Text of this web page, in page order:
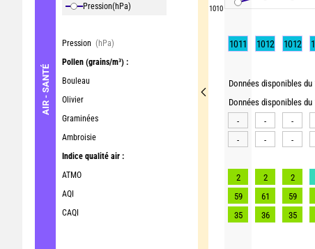
AIR - SANTÉ
Pression(hPa)
Pression (hPa)
Pollen (grains/m³) :
Bouleau
Olivier
Graminées
Ambroisie
Indice qualité air :
ATMO
AQI
CAQI
1010
1011 1012 1012
Données disponibles
Données disponibles
-
- -
-
- -
2 2 2
59
61 59
35
36 35